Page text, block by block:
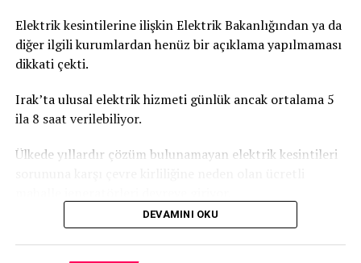
Elektrik kesintilerine ilişkin Elektrik Bakanlığından ya da
diğer ilgili kurumlardan henüz bir açıklama yapılmaması
dikkati çekti.
Irak’ta ulusal elektrik hizmeti günlük ancak ortalama 5
ila 8 saat verilebiliyor.
Ülkede yıllardır çözüm bulunamayan elektrik kesintileri
DEVAMINI OKU